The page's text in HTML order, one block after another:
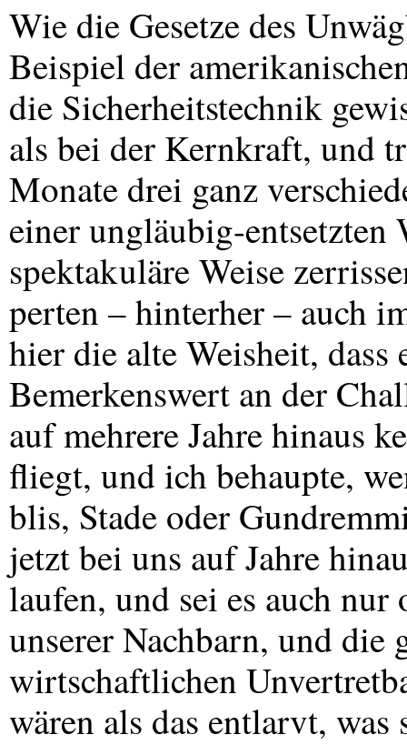
Wie die Gesetze des
Beispiel der
die Sicherheitstechnik
als bei der Kernkraft, und
Monate drei ganz
einer ungläubig-
spektakuläre Weise
perten – hinterher – auch
hier die alte Weisheit,
Bemerkenswert an der
auf mehrere Jahre hinaus
fliegt, und ich behaupte,
blis, Stade oder
jetzt bei uns auf Jahre
laufen, und sei es auch
unserer Nachbarn, und die
wirtschaftlichen
wären als das entlarvt,